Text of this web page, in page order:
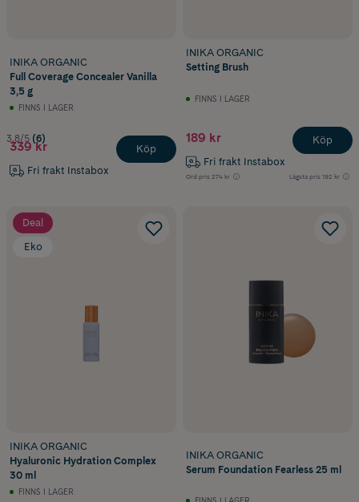
INIKA ORGANIC
Full Coverage Concealer Vanilla
3,5 g
FINNS I LAGER
3.8/5 (6)
339 kr
Fri frakt Instabox
Köp
INIKA ORGANIC
Setting Brush
FINNS I LAGER
189 kr
Fri frakt Instabox
Ord.pris 274 kr Lägsta pris 192 kr
Köp
Deal
Eko
INIKA ORGANIC
Hyaluronic Hydration Complex
30 ml
FINNS I LAGER
INIKA ORGANIC
Serum Foundation Fearless 25 ml